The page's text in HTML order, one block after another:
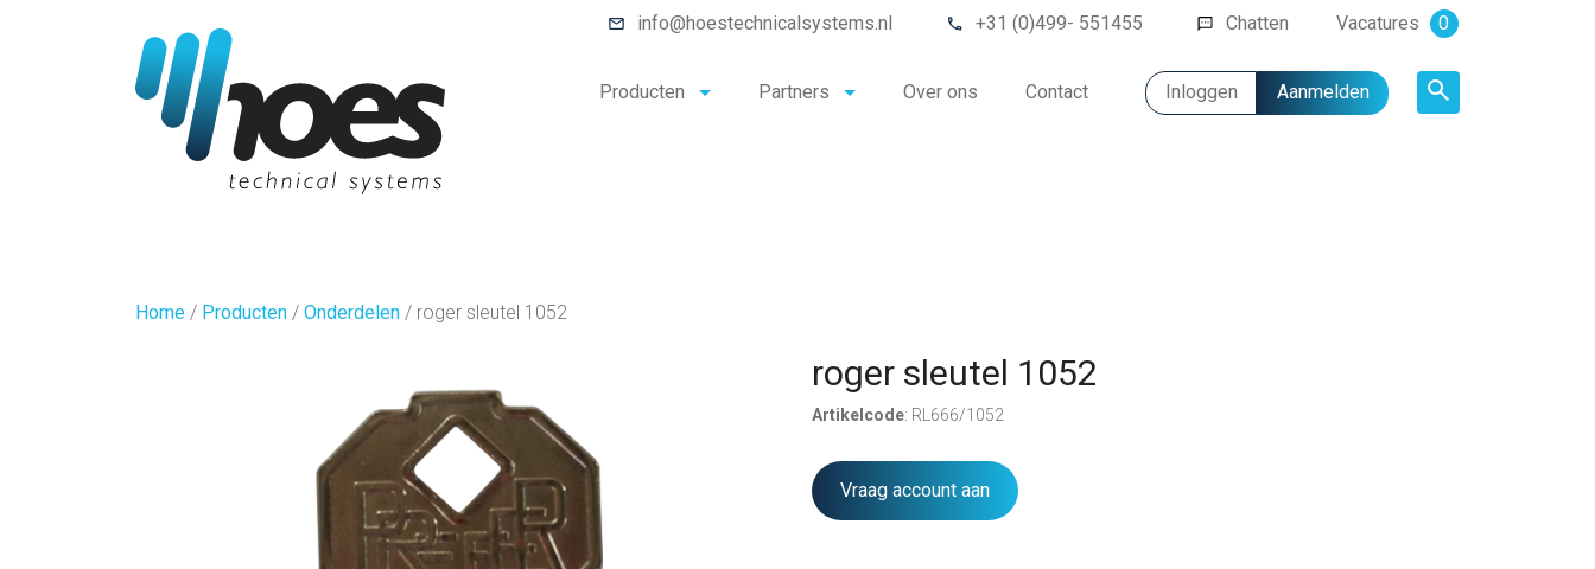
info@hoestechnicalsystems.nl +31 (0)499- 551455 Chatten Vacatures 0
Producten Partners Over ons Contact Inloggen Aanmelden
Home / Producten / Onderdelen / roger sleutel 1052
roger sleutel 1052
Artikelcode: RL666/1052
Vraag account aan